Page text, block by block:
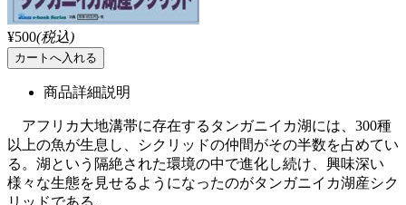
¥500(税込)
商品詳細説明
アフリカ大地溝帯に存在するタンガニイカ湖には、300種
以上の魚が生息し、シクリッドの仲間がその半数を占めてい
る。湖という隔絶された環境の中で進化し続け、興味深い
様々な生態を見せるようになったのがタンガニイカ湖産シク
リッドである。